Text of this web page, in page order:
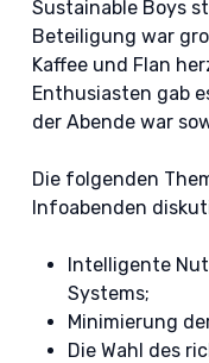
Sustainable Boys
Beteiligung war
Kaffee und Flan
Enthusiasten gab
der Abende war
Die folgenden
Infoabenden
Intelligente
Systems;
Minimierung
Die Wahl des